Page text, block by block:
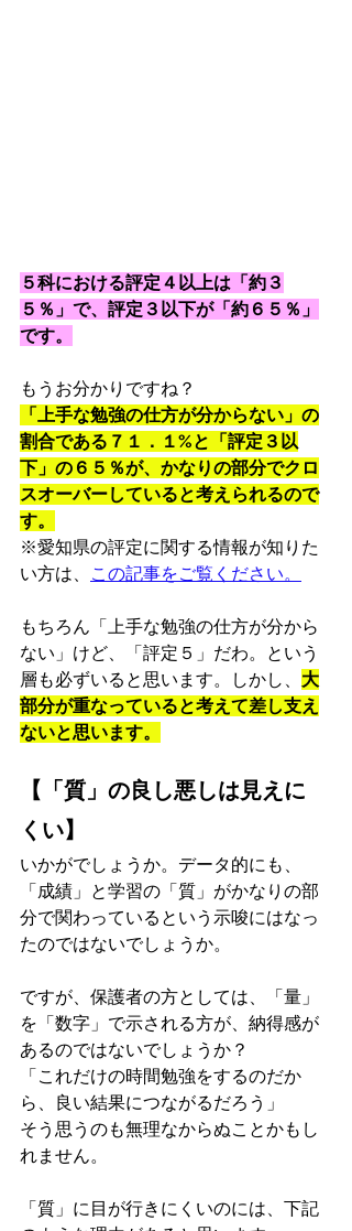
５科における評定４以上は「約３
５％」で、評定３以下が「約６５％」
です。
もうお分かりですね？
「上手な勉強の仕方が分からない」の
割合である７１．１%と「評定３以
下」の６５％が、かなりの部分でクロ
スオーバーしていると考えられるので
す。
※愛知県の評定に関する情報が知りた
い方は、
この記事をご覧ください。
もちろん「 上手な勉強の仕方が分から
ない」けど、「評定５」だわ。という
層も必ずいると思います。しかし、 大
部分が重なっていると考えて差し支え
ないと思います。
【「質」の良し悪しは見えに
くい】
いかがでしょうか。データ的にも、
「成績」と学習の「質」がかなりの部
分で関わっているという示唆にはなっ
たのではないでしょうか。
ですが、保護者の方としては、「量」
を「数字」で示される方が、納得感が
あるのではないでしょうか？
「これだけの時間勉強をするのだか
ら、良い結果につながるだろう」
そう思うのも無理なからぬことかもし
れません。
「質」に目が行きにくいのには、下記